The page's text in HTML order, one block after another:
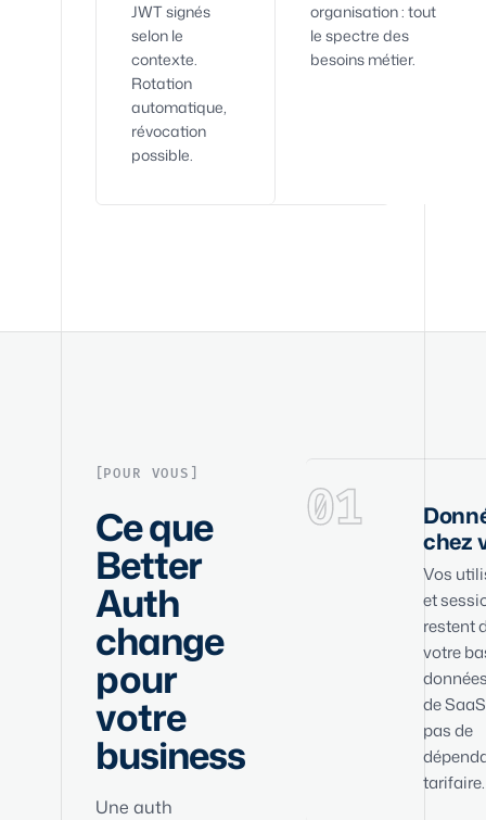
JWT signés
selon le
contexte.
Rotation
automatique,
révocation
possible.
organisation : tout
le spectre des
besoins métier.
POUR VOUS
Ce que
Better
Auth
change
pour
votre
business
Une auth
01
chez
Vos
et
restent
votre
de
pas de
tarifaire.